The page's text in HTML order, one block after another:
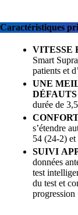
Caractéristiques
VITESSE
Smart
patients et
UNE
durée de
s’étendre
54 (24-2)
SUIVI
données
test
du test et
progression